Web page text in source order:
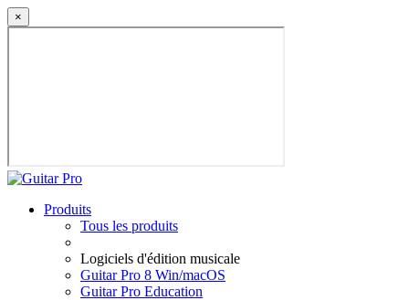
×
Produits
Tous les produits
Logiciels d'édition musicale
Guitar Pro 8 Win/macOS
Guitar Pro Education